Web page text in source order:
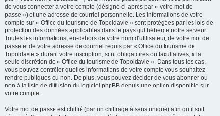
de vous connecter à votre compte (désigné ci-après par « votre mot de
passe ») et une adresse de courriel personnelle. Les informations de votre
compte sur « Office du tourisme de Topoldavie » sont protégées par les lois de
protection des données applicables dans le pays qui héberge notre serveur.
Toutes les informations, en-dehors de votre nom d’utilisateur, de votre mot de
passe et de votre adresse de courriel requis par « Office du tourisme de
Topoldavie » durant votre inscription, sont obligatoires ou facultatives, à la
seule discrétion de « Office du tourisme de Topoldavie ». Dans tous les cas,
vous pouvez contrôler quelles informations de votre compte vous souhaitez
rendre publiques ou non. De plus, vous pouvez décider de vous abonner ou
non à la liste de diffusion du logiciel phpBB depuis une option disponible sur
votre compte.
Votre mot de passe est chiffré (par un chiffrage à sens unique) afin qu’il soit